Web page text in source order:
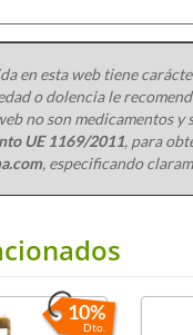
en esta web tiene
o dolencia le
no son medicamentos
UE 1169/2011, para
, especificando
10%
Dto.